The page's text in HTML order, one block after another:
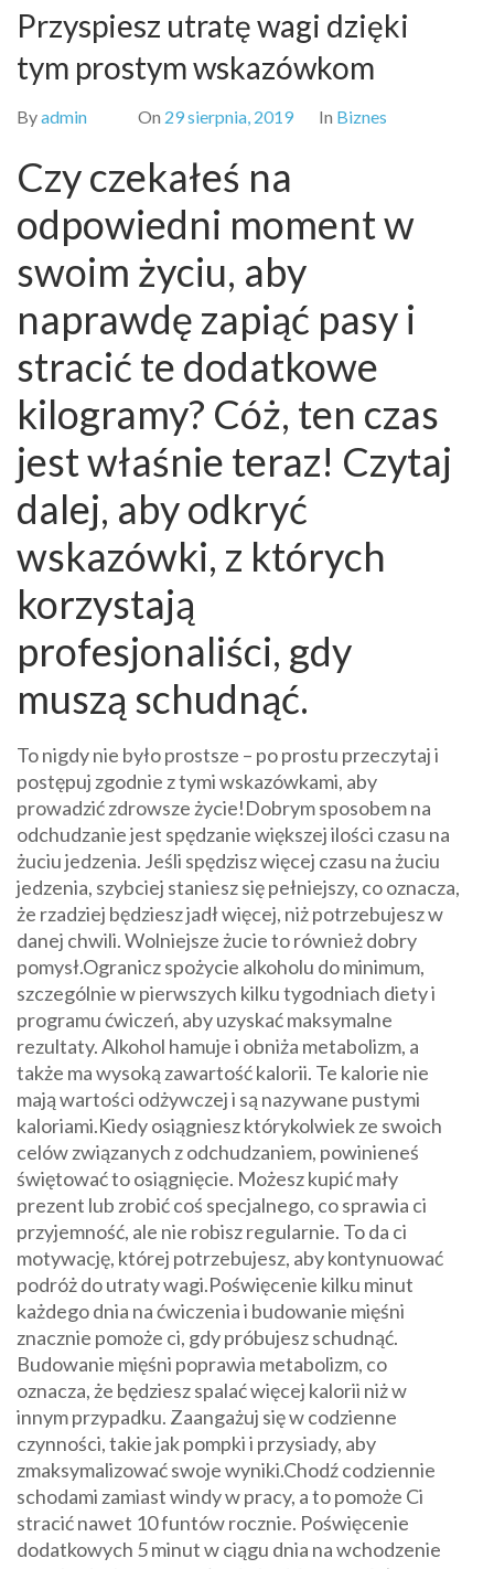
Przyspiesz utratę wagi dzięki
tym prostym wskazówkom
Byadmin On 29 sierpnia, 2019 In Biznes
Czy czekałeś na
odpowiedni moment w
swoim życiu, aby
naprawdę zapiąć pasy i
stracić te dodatkowe
kilogramy? Cóż, ten czas
jest właśnie teraz! Czytaj
dalej, aby odkryć
wskazówki, z których
korzystają
profesjonaliści, gdy
muszą schudnąć.
To nigdy nie było prostsze – po prostu przeczytaj i
postępuj zgodnie z tymi wskazówkami, aby
prowadzić zdrowsze życie!Dobrym sposobem na
odchudzanie jest spędzanie większej ilości czasu na
żuciu jedzenia. Jeśli spędzisz więcej czasu na żuciu
jedzenia, szybciej staniesz się pełniejszy, co oznacza,
że ​​rzadziej będziesz jadł więcej, niż potrzebujesz w
danej chwili. Wolniejsze żucie to również dobry
pomysł.Ogranicz spożycie alkoholu do minimum,
szczególnie w pierwszych kilku tygodniach diety i
programu ćwiczeń, aby uzyskać maksymalne
rezultaty. Alkohol hamuje i obniża metabolizm, a
także ma wysoką zawartość kalorii. Te kalorie nie
mają wartości odżywczej i są nazywane pustymi
kaloriami.Kiedy osiągniesz którykolwiek ze swoich
celów związanych z odchudzaniem, powinieneś
świętować to osiągnięcie. Możesz kupić mały
prezent lub zrobić coś specjalnego, co sprawia ci
przyjemność, ale nie robisz regularnie. To da ci
motywację, której potrzebujesz, aby kontynuować
podróż do utraty wagi.Poświęcenie kilku minut
każdego dnia na ćwiczenia i budowanie mięśni
znacznie pomoże ci, gdy próbujesz schudnąć.
Budowanie mięśni poprawia metabolizm, co
oznacza, że ​​będziesz spalać więcej kalorii niż w
innym przypadku. Zaangażuj się w codzienne
czynności, takie jak pompki i przysiady, aby
zmaksymalizować swoje wyniki.Chodź codziennie
schodami zamiast windy w pracy, a to pomoże Ci
stracić nawet 10 funtów rocznie. Poświęcenie
dodatkowych 5 minut w ciągu dnia na wchodzenie